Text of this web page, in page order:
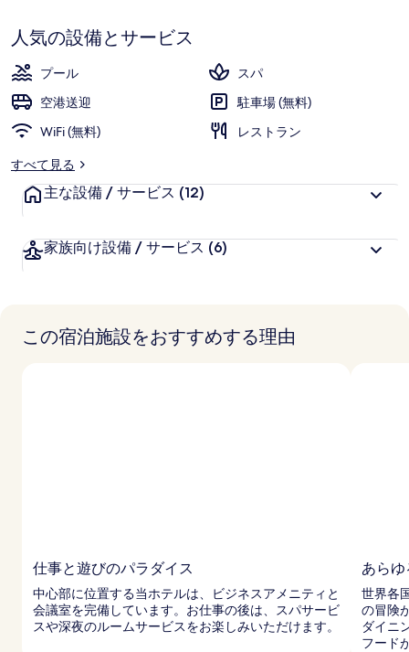
真
ギ
ャ
ラ
リ
す
人気の設備とサービス
プール
スパ
空港送迎
駐車場 (無料)
WiFi (無料)
レストラン
すべて見る
主な設備 / サービス (12)
家族向け設備 / サービス (6)
この宿泊施設をおすすめする理由
仕事と遊びのパラダイス
中心部に位置する当ホテルは、ビジネスアメニティと
会議室を完備しています。お仕事の後は、スパサービ
スや深夜のルームサービスをお楽しみいただけます。
あら
世界各
の冒険
ダイニ
フード